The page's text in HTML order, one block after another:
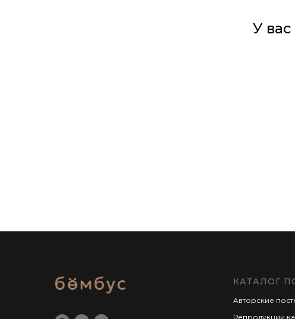
У
КАТАЛОГ
Авторские
Репродукции